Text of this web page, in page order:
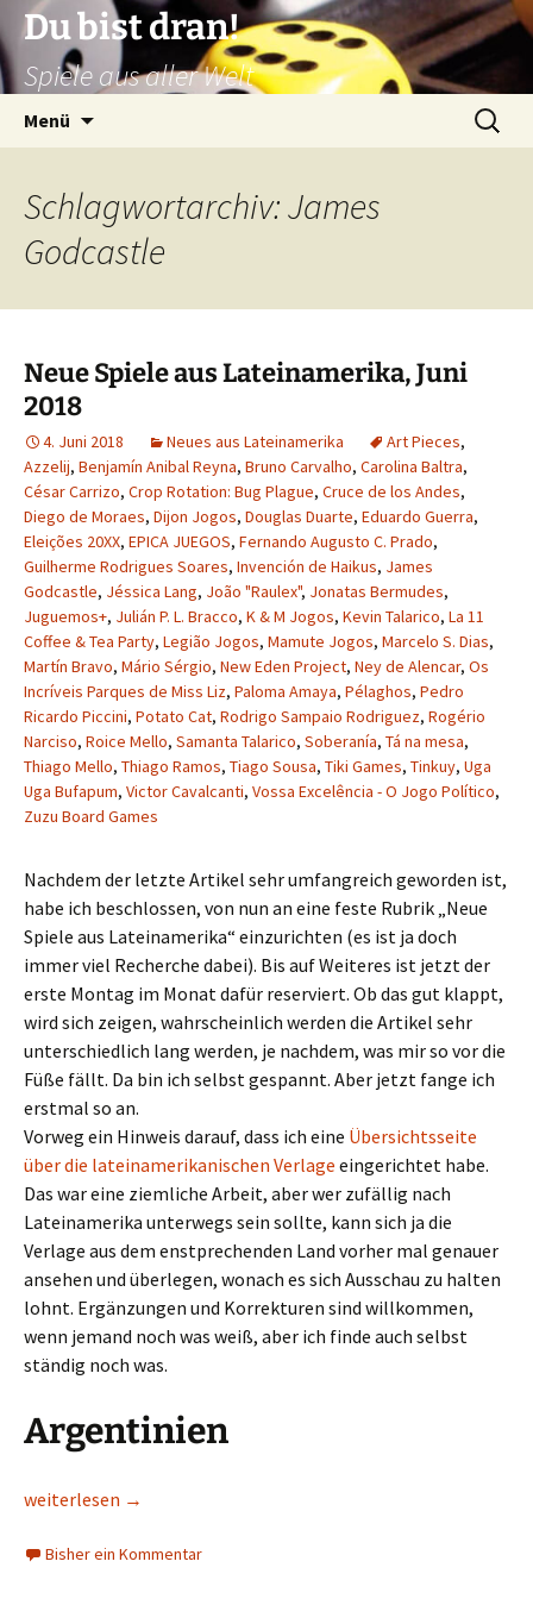
Zum
Inhalt
springen
Du bist dran!
Spiele aus aller Welt
Menü
Suchen
nach:
Schlagwortarchiv: James
Godcastle
Neue Spiele aus Lateinamerika, Juni
2018
4. Juni 2018 Neues aus Lateinamerika Art Pieces,
Azzelij, Benjamín Anibal Reyna, Bruno Carvalho, Carolina Baltra,
César Carrizo, Crop Rotation: Bug Plague, Cruce de los Andes,
Diego de Moraes, Dijon Jogos, Douglas Duarte, Eduardo Guerra,
Eleições 20XX, EPICA JUEGOS, Fernando Augusto C. Prado,
Guilherme Rodrigues Soares, Invención de Haikus, James
Godcastle, Jéssica Lang, João "Raulex", Jonatas Bermudes,
Juguemos+, Julián P. L. Bracco, K & M Jogos, Kevin Talarico, La 11
Coffee & Tea Party, Legião Jogos, Mamute Jogos, Marcelo S. Dias,
Martín Bravo, Mário Sérgio, New Eden Project, Ney de Alencar, Os
Incríveis Parques de Miss Liz, Paloma Amaya, Pélaghos, Pedro
Ricardo Piccini, Potato Cat, Rodrigo Sampaio Rodriguez, Rogério
Narciso, Roice Mello, Samanta Talarico, Soberanía, Tá na mesa,
Thiago Mello, Thiago Ramos, Tiago Sousa, Tiki Games, Tinkuy, Uga
Uga Bufapum, Victor Cavalcanti, Vossa Excelência - O Jogo Político,
Zuzu Board Games
Nachdem der letzte Artikel sehr umfangreich geworden ist,
habe ich beschlossen, von nun an eine feste Rubrik „Neue
Spiele aus Lateinamerika“ einzurichten (es ist ja doch
immer viel Recherche dabei). Bis auf Weiteres ist jetzt der
erste Montag im Monat dafür reserviert. Ob das gut klappt,
wird sich zeigen, wahrscheinlich werden die Artikel sehr
unterschiedlich lang werden, je nachdem, was mir so vor die
Füße fällt. Da bin ich selbst gespannt. Aber jetzt fange ich
erstmal so an.
Vorweg ein Hinweis darauf, dass ich eine Übersichtsseite
über die lateinamerikanischen Verlage eingerichtet habe.
Das war eine ziemliche Arbeit, aber wer zufällig nach
Lateinamerika unterwegs sein sollte, kann sich ja die
Verlage aus dem enstprechenden Land vorher mal genauer
ansehen und überlegen, wonach es sich Ausschau zu halten
lohnt. Ergänzungen und Korrekturen sind willkommen,
wenn jemand noch was weiß, aber ich finde auch selbst
ständig noch was.
Argentinien
Neue Spiele aus Lateinamerika, Juni 2018
weiterlesen →
Bisher ein Kommentar